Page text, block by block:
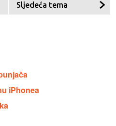
Sljedeća tema
iPhonea